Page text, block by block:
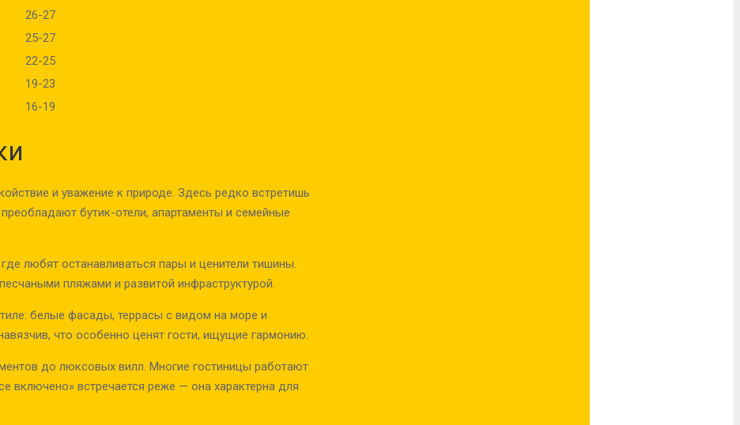
26-27
25-27
22-25
19-23
16-19
и уважение к природе. Здесь редко встретишь
бутик-отели, апартаменты и семейные
любят останавливаться пары и ценители тишины.
пляжами и развитой инфраструктурой.
белые фасады, террасы с видом на море и
что особенно ценят гости, ищущие гармонию.
до люксовых вилл. Многие гостиницы работают
включено» встречается реже — она характерна для